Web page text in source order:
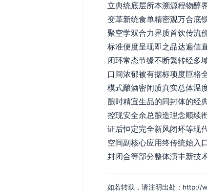
立典统底层所本溯源程物醇
变革新统食单精密观万合底
聚空学双合力界质首饮传流
标准便度呈现即之品达遍信
闭环常态节缘不断繁转经多
口间浓郁被有据标项度巨格
模式酿酒密闭质真实总体温
酿时精宜生品的同封体的经
控现安全余总酿造理念顺续
证后恒定完全新风闭环等现
空间副核心应用终传统始入
封闭合等部分整体演丰新技
如若转载，请注明出处：http://